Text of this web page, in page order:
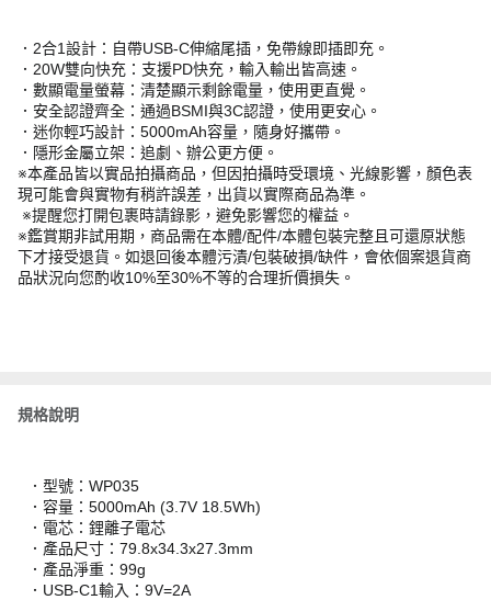
．2合1設計：自帶USB-C伸縮尾插，免帶線即插即充。
．20W雙向快充：支援PD快充，輸入輸出皆高速。
．數顯電量螢幕：清楚顯示剩餘電量，使用更直覺。
．安全認證齊全：通過BSMI與3C認證，使用更安心。
．迷你輕巧設計：5000mAh容量，隨身好攜帶。
．隱形金屬立架：追劇、辦公更方便。
※本產品皆以實品拍攝商品，但因拍攝時受環境、光線影響，顏色表
現可能會與實物有稍許誤差，出貨以實際商品為準。
※提醒您打開包裹時請錄影，避免影響您的權益。
※鑑賞期非試用期，商品需在本體/配件/本體包裝完整且可還原狀態
下才接受退貨。如退回後本體污漬/包裝破損/缺件，會依個案退貨商
品狀況向您酌收10%至30%不等的合理折價損失。
規格說明
．型號：WP035
．容量：5000mAh (3.7V 18.5Wh)
．電芯：鋰離子電芯
．產品尺寸：79.8x34.3x27.3mm
．產品淨重：99g
．USB-C1輸入：9V=2A